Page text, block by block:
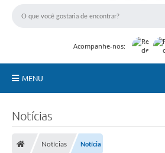
Acompanhe-nos:
MENU
Notícias
Notícias Notícia